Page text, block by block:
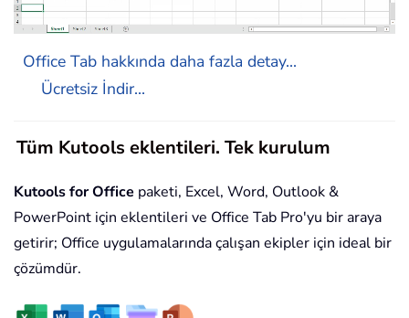
Office Tab hakkında daha fazla detay...
Ücretsiz İndir...
Tüm Kutools eklentileri. Tek kurulum
Kutools for Office paketi, Excel, Word, Outlook &
PowerPoint için eklentileri ve Office Tab Pro'yu bir araya
getirir; Office uygulamalarında çalışan ekipler için ideal bir
çözümdür.